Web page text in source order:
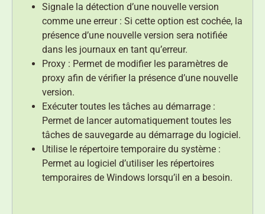
Signale la détection d’une nouvelle version
comme une erreur : Si cette option est cochée, la
présence d’une nouvelle version sera notifiée
dans les journaux en tant qu’erreur.
Proxy : Permet de modifier les paramètres de
proxy afin de vérifier la présence d’une nouvelle
version.
Exécuter toutes les tâches au démarrage :
Permet de lancer automatiquement toutes les
tâches de sauvegarde au démarrage du logiciel.
Utilise le répertoire temporaire du système :
Permet au logiciel d’utiliser les répertoires
temporaires de Windows lorsqu’il en a besoin.